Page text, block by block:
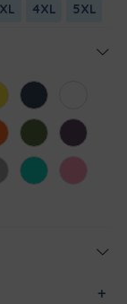
4XL 5XL
Denim
Oliva Padlizsán
Türkiz
Világos
rózsaszín